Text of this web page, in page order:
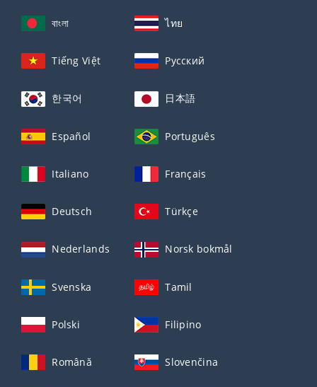
বাংলা ไทย
Tiếng Việt Русский
한국어 日本語
Español Português
Italiano Français
Deutsch Türkçe
Nederlands Norsk bokmål
Svenska Tamil
Polski Filipino
Română Slovenčina